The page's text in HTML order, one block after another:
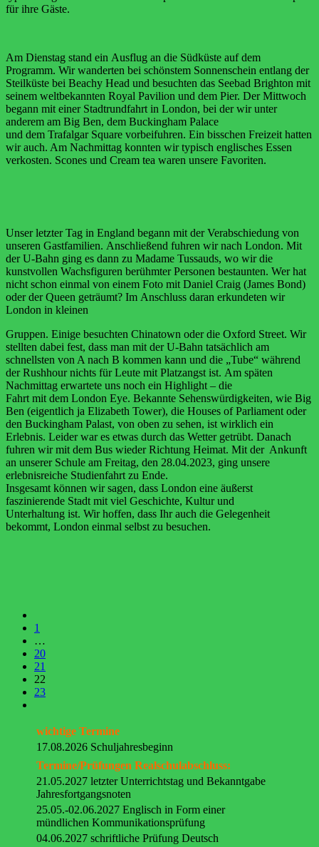
für ihre Gäste.
Am Dienstag stand ein Ausflug an die Südküste auf dem
Programm. Wir wanderten bei schönstem Sonnenschein entlang der
Steilküste bei Beachy Head und besuchten das Seebad Brighton mit
seinem weltbekannten Royal Pavilion und dem Pier. Der Mittwoch
begann mit einer Stadtrundfahrt in London, bei der wir unter
anderem am Big Ben, dem Buckingham Palace
und dem Trafalgar Square vorbeifuhren. Ein bisschen Freizeit hatten
wir auch. Am Nachmittag konnten wir typisch englisches Essen
verkosten. Scones und Cream tea waren unsere Favoriten.
Unser letzter Tag in England begann mit der Verabschiedung von
unseren Gastfamilien. Anschließend fuhren wir nach London. Mit
der U-Bahn ging es dann zu Madame Tussauds, wo wir die
kunstvollen Wachsfiguren berühmter Personen bestaunten. Wer hat
nicht schon einmal von einem Foto mit Daniel Craig (James Bond)
oder der Queen geträumt? Im Anschluss daran erkundeten wir
London in kleinen
Gruppen. Einige besuchten Chinatown oder die Oxford Street. Wir
stellten dabei fest, dass man mit der U-Bahn tatsächlich am
schnellsten von A nach B kommen kann und die „Tube“ während
der Rushhour nichts für Leute mit Platzangst ist. Am späten
Nachmittag erwartete uns noch ein Highlight – die
Fahrt mit dem London Eye. Bekannte Sehenswürdigkeiten, wie Big
Ben (eigentlich ja Elizabeth Tower), die Houses ofParliament oder
den Buckingham Palast, von oben zu sehen, ist wirklich ein
Erlebnis. Leider war es etwas durch das Wetter getrübt. Danach
fuhren wir mit dem Bus wieder Richtung Heimat. Mit der Ankunft
an unserer Schule am Freitag, den 28.04.2023, ging unsere
erlebnisreiche Studienfahrt zu Ende.
Insgesamt können wir sagen, dass London eine äußerst
faszinierende Stadt mit viel Geschichte, Kultur und
Unterhaltung ist. Wir hoffen, dass Ihr auch die Gelegenheit
bekommt, London einmal selbst zu besuchen.
1
…
20
21
22
23
wichtige Termine
17.08.2026 Schuljahresbeginn
Termine/Prüfungen Realschulabschluss:
21.05.2027 letzter Unterrichtstag und Bekanntgabe
Jahresfortgangsnoten
25.05.-02.06.2027 Englisch in Form einer
mündlichen Kommunikationsprüfung
04.06.2027 schriftliche Prüfung Deutsch